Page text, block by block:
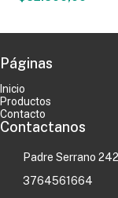
Páginas
Inicio
Productos
Contacto
Contactanos
Padre Serrano
3764561664